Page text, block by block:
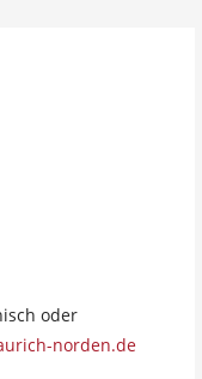
oder
norden.de